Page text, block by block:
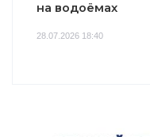
на водоёмах
28.07.2026 18:40